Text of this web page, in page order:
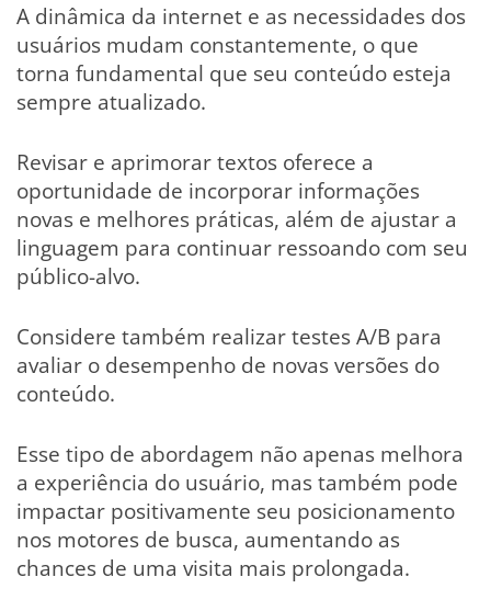
A dinâmica da internet e as necessidades dos
usuários mudam constantemente, o que
torna fundamental que seu conteúdo esteja
sempre atualizado.
Revisar e aprimorar textos oferece a
oportunidade de incorporar informações
novas e melhores práticas, além de ajustar a
linguagem para continuar ressoando com seu
público-alvo.
Considere também realizar testes A/B para
avaliar o desempenho de novas versões do
conteúdo.
Esse tipo de abordagem não apenas melhora
a experiência do usuário, mas também pode
impactar positivamente seu posicionamento
nos motores de busca, aumentando as
chances de uma visita mais prolongada.